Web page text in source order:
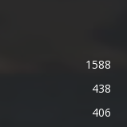
1588
438
406